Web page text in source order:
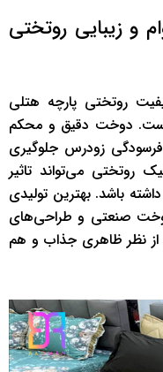
و زیبایی روتختی
روتختی پارچه هتلی
دوخت دقیق و محکم
زودرس جلوگیری
می‌تواند تاثیر
باشد. بهترین تولیدی
دوخت صنعتی و طراحی‌های
از نظر ظاهری جذاب و هم